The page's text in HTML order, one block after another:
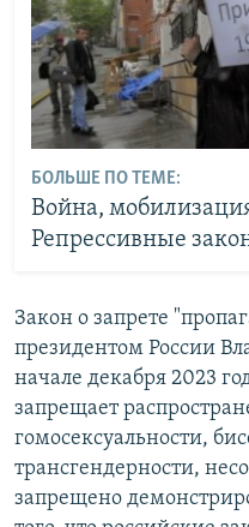
БОЛЬШЕ ПО ТЕМЕ:
Война,
Репрессивные
Закон о запрете
президентом России
начале декабря 2023
запрещает
гомосексуальности,
трансгендерности,
запрещено